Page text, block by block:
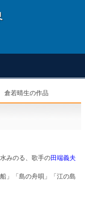
倉若晴生の作品
みのる、歌手の田端義夫
」「島の舟唄」「江の島